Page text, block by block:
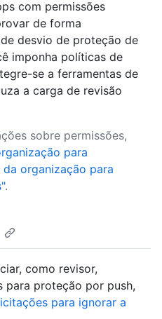
com permissões
de forma
desvio de proteção de
imponha políticas de
se a ferramentas de
a carga de revisão
sobre permissões,
para
organização para
.
como revisor,
para proteção por push,
para ignorar a